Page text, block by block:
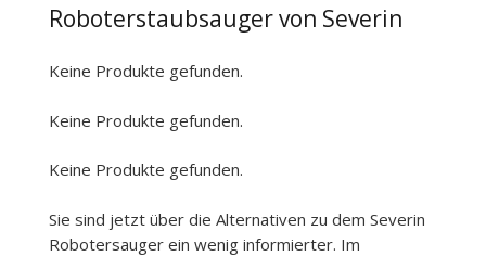
Roboterstaubsauger von Severin
Keine Produkte gefunden.
Keine Produkte gefunden.
Keine Produkte gefunden.
Sie sind jetzt über die Alternativen zu dem Severin
Robotersauger ein wenig informierter. Im